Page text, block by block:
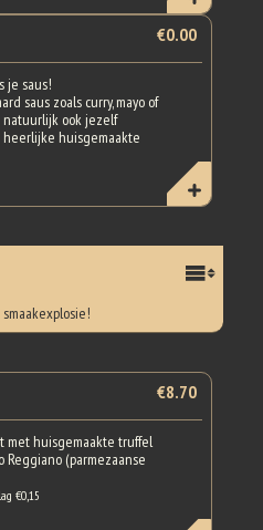
€0.00
je saus!
saus zoals curry, mayo of
natuurlijk ook jezelf
huisgemaakte
€8.70
met huisgemaakte truffel
Reggiano (parmezaanse
€0,15